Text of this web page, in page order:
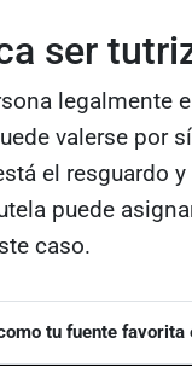
ser
legalmente
valerse por
el resguardo
puede
caso.
tu fuente favorita